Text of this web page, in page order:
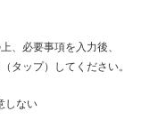
、必要事項を入力後、
タップ）してください。
しない